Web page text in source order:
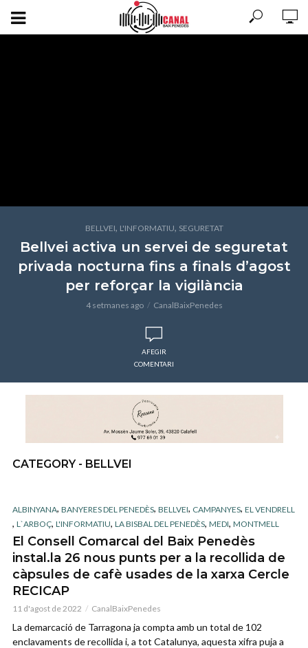
BELLVEI, L'INFORMATIU, SEGURETAT
Bellvei activa un servei de seguretat
privada nocturna fins a finals d’agost
per reforçar la vigilància
4 setmanes ago CanalBaixPenedes
AFEGIR
COMENTARI
CATEGORY - BELLVEI
ALBINYANA, BANYERES DEL PENEDÈS, BELLVEI, CAMPANYES, EL VENDRELL
, L`ARBOÇ, L'INFORMATIU, LA BISBAL DEL PENEDÈS, MEDI, MONTMELL
El Consell Comarcal del Baix Penedès
instal.la 26 nous punts per a la recollida de
càpsules de cafè usades de la xarxa Cercle
RECICAP
11 d'agost de 2022 CanalBaixPenedes
La demarcació de Tarragona ja compta amb un total de 102
enclavaments de recollida i, a tot Catalunya, aquesta xifra puja a